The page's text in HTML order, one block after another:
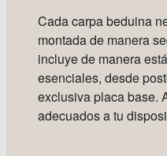
Cada carpa beduina
montada de manera
incluye de manera
esenciales, desde
exclusiva placa base.
adecuados a tu